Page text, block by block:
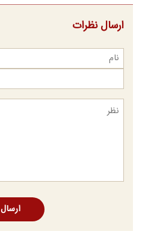
ارسال نظرات
ارسال